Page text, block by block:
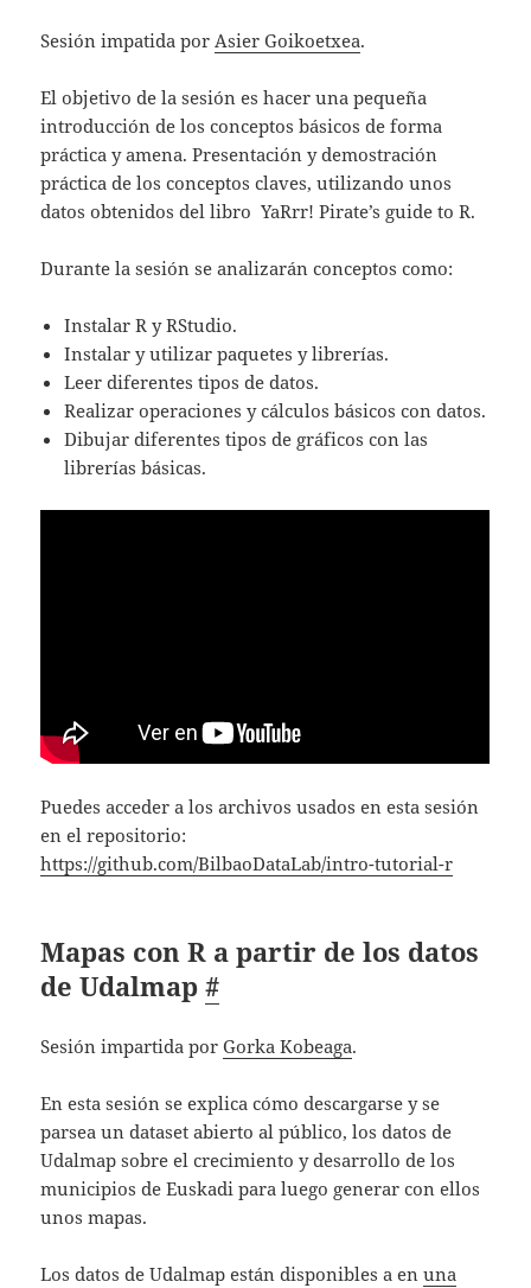
Sesión impatida porAsier Goikoetxea.
El objetivo de la sesión es hacer una pequeña
introducción de los conceptos básicos de forma
práctica y amena. Presentación y demostración
práctica de los conceptos claves, utilizando unos
datos obtenidos del libro YaRrr! Pirate’s guide to R.
Durante la sesión se analizarán conceptos como:
Instalar R y RStudio.
Instalar y utilizar paquetes y librerías.
Leer diferentes tipos de datos.
Realizar operaciones y cálculos básicos con datos.
Dibujar diferentes tipos de gráficos con las
librerías básicas.
Puedes acceder a los archivos usados en esta sesión
en el repositorio:
https://github.com/BilbaoDataLab/intro-tutorial-r
Mapas con R a partir de los datos
de Udalmap#
Sesión impartida porGorka Kobeaga.
En esta sesión se explica cómo descargarse y se
parsea un dataset abierto al público, los datos de
Udalmap sobre el crecimiento y desarrollo de los
municipios de Euskadi para luego generar con ellos
unos mapas.
Los datos de Udalmap están disponibles a enuna